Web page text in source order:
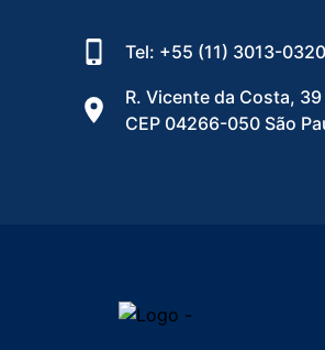
Tel: +55 (11) 3013-0320
R. Vicente da Costa,
CEP 04266-050 São